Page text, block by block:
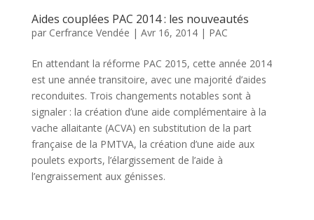
Aides couplées PAC 2014 : les nouveautés
par Cerfrance Vendée | Avr 16, 2014| PAC
En attendant la réforme PAC 2015, cette année 2014
est une année transitoire, avec une majorité d’aides
reconduites. Trois changements notables sont à
signaler : la création d’une aide complémentaire à la
vache allaitante (ACVA) en substitution de la part
française de la PMTVA, la création d’une aide aux
poulets exports, l’élargissement de l’aide à
l’engraissement aux génisses.